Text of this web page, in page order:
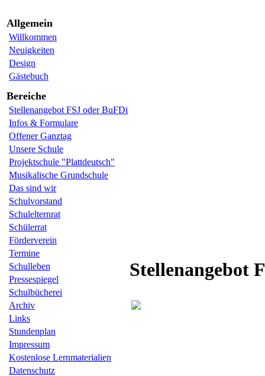
Allgemein
Willkommen
Neuigkeiten
Design
Gästebuch
Bereiche
Stellenangebot FSJ oder BuFDi
Infos & Formulare
Offener Ganztag
Unsere Schule
Projektschule "Plattdeutsch"
Musikalische Grundschule
Das sind wir
Schulvorstand
Schulelternrat
Schülerrat
Förderverein
Termine
Schulleben
Pressespiegel
Schulbücherei
Archiv
Links
Stundenplan
Impressum
Kostenlose Lernmaterialien
Datenschutz
Stellenangebot